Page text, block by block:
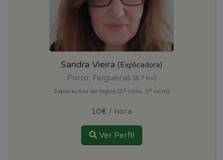
Sandra Vieira (Explicadora)
Porto, Felgueiras (8.7 km)
Explicações de Ingles (3º ciclo, 2º ciclo)
10€ / hora
Ver Perfil